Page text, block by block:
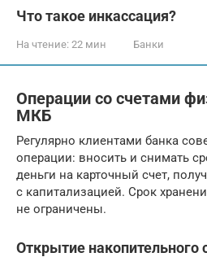
Что такое инкассация?
На чтение: 22 мин Банки
Операции со счетами
МКБ
Регулярно клиентами банка
операции: вносить и снимать
деньги на карточный счет,
с капитализацией. Срок
не ограничены.
Открытие накопительного